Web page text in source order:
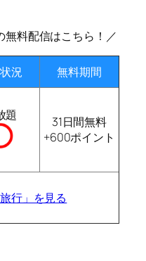
無料配信はこちら！／
況 無料期間
題
31日間無料
+600ポイント
行」を見る